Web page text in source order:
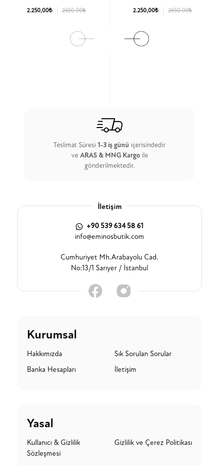
2.250,00₺ 2650.00₺ 2.250,00₺ 2650.00₺
Teslimat Süresi 1-3 iş günü içerisindedir
ve ARAS & MNG Kargo ile
gönderilmektedir.
İletişim
+90 539 634 58 61
info@eminosbutik.com
Cumhuriyet Mh.Arabayolu Cad.
No:13/1 Sarıyer / İstanbul
Kurumsal
Hakkımızda
Sık Sorulan Sorular
Banka Hesapları
İletişim
Yasal
Kullanıcı & Gizlilik
Sözleşmesi
Gizlilik ve Çerez Politikası